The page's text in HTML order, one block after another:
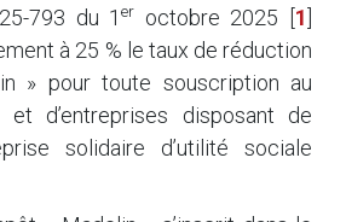
793 du 1er octobre 2025 1
à 25 % le taux de réduction
» pour toute souscription au
d’entreprises disposant de
solidaire d’utilité sociale